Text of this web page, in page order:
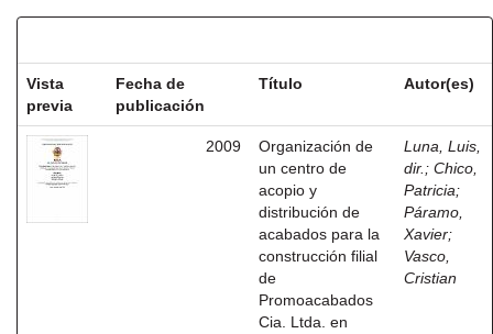
Vista
previa
Fecha de
publicación
Título Autor(es)
2009
Organización de
un centro de
acopio y
distribución de
acabados para la
construcción filial
de
Promoacabados
Cia. Ltda. en
Luna, Luis,
dir. ; Chico,
Patricia;
Páramo,
Xavier;
Vasco,
Cristian